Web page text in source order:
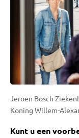
Jeroen Bosch
Koning Willem-
Kunt u een